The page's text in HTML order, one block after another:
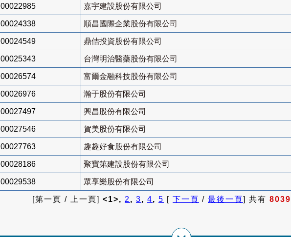
00022985 嘉宇建設股份有限公司
00024338 順昌國際企業股份有限公司
00024549 鼎佶投資股份有限公司
00025343 台灣明治醫藥股份有限公司
00026574 富爾金融科技股份有限公司
00026976 瀚于股份有限公司
00027497 興昌股份有限公司
00027546 賀美股份有限公司
00027763 趣趣好食股份有限公司
00028186 聚寶第建設股份有限公司
00029538 眾享樂股份有限公司
[第一頁 / 上一頁] <1>, 2, 3, 4, 5 [ 下一頁 / 最後一頁] 共有 8039